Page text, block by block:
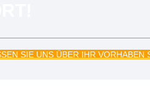
SIE UNS ÜBER IHR VORHABEN